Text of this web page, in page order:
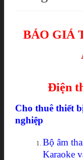
BÁO GIÁ
Điện
Cho thuê thiết
nghiệp
Bộ âm
Karaoke